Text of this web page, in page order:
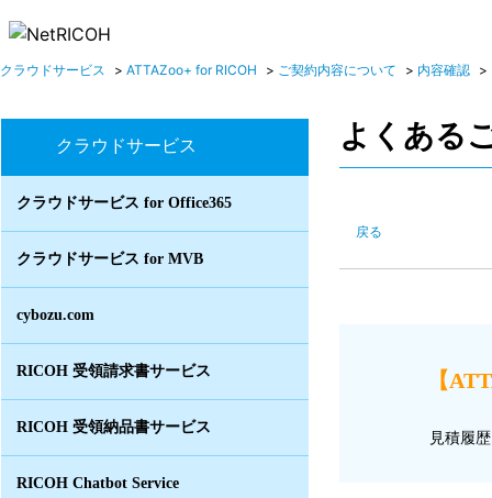
クラウドサービス > ATTAZoo+ for RICOH > ご契約内容について > 内容確認 >
クラウドサービス
クラウドサービス for Office365
クラウドサービス for MVB
cybozu.com
RICOH 受領請求書サービス
RICOH 受領納品書サービス
RICOH Chatbot Service
よくある
戻る
【
見積履